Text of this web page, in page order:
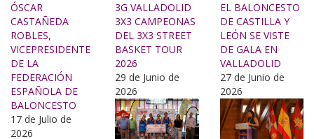
ÓSCAR
CASTAÑEDA
ROBLES,
VICEPRESIDENTE
DE LA
FEDERACIÓN
ESPAÑOLA DE
BALONCESTO
17 de Julio de
2026
3G VALLADOLID
3X3 CAMPEONAS
DEL 3X3 STREET
BASKET TOUR
2026
29 de Junio de
2026
EL BALONCESTO
DE CASTILLA Y
LEÓN SE VISTE
DE GALA EN
VALLADOLID
27 de Junio de
2026